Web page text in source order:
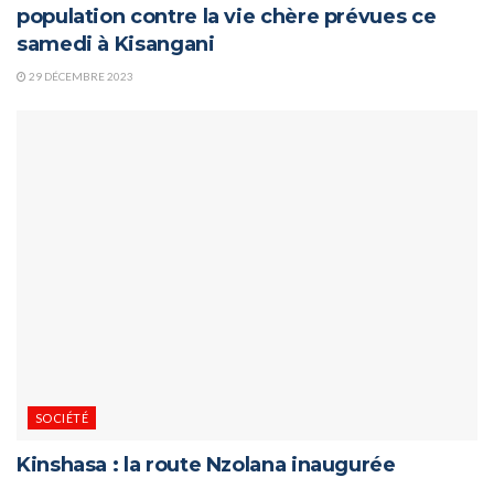
population contre la vie chère prévues ce
samedi à Kisangani
29 DÉCEMBRE 2023
SOCIÉTÉ
Kinshasa : la route Nzolana inaugurée